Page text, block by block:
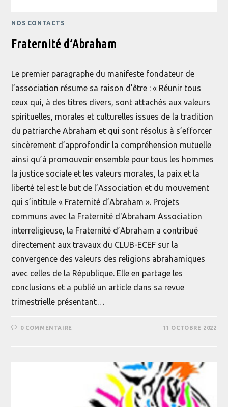
NOS CONTACTS
Fraternité d’Abraham
Le premier paragraphe du manifeste fondateur de
l’association résume sa raison d’être : « Réunir tous
ceux qui, à des titres divers, sont attachés aux valeurs
spirituelles, morales et culturelles issues de la tradition
du patriarche Abraham et qui sont résolus à s’efforcer
sincèrement d’approfondir la compréhension mutuelle
ainsi qu’à promouvoir ensemble pour tous les hommes
la justice sociale et les valeurs morales, la paix et la
liberté tel est le but de l’Association et du mouvement
qui s’intitule « Fraternité d’Abraham ». Projets
communs avec la Fraternité d'Abraham Association
interreligieuse, la Fraternité d’Abraham a contribué
directement aux travaux du CLUB-ECEF sur la
convergence des valeurs des religions abrahamiques
avec celles de la République. Elle en partage les
conclusions et a publié un article dans sa revue
trimestrielle présentant…
0 COMMENTAIRE 11 OCTOBRE 2022